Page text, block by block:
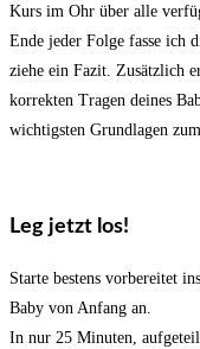
Kurs im Ohr über alle
Ende jeder Folge fasse ich
ziehe ein Fazit. Zusätzlich
korrekten Tragen deines
wichtigsten Grundlagen
Leg jetzt los!
Starte bestens vorbereitet ins
Baby von Anfang an.
In nur 25 Minuten,